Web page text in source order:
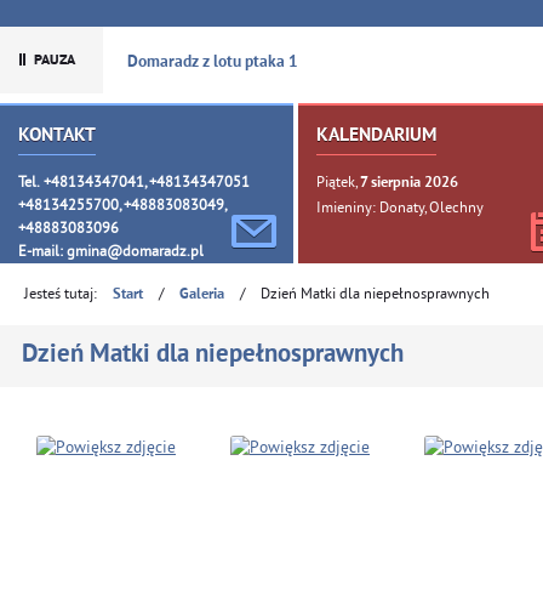
Domaradz z lotu ptaka 1
KONTAKT
Tel. +48134347041, +48134347051
+48134255700, +48883083049,
+48883083096
E-mail: gmina@domaradz.pl
KALENDARIUM
Piątek, 7sierpnia 2026
Imieniny: Donaty, Olechny
Jesteś tutaj: Start / Galeria / Dzień Matki dla niepełnosprawnych
Dzień Matki dla niepełnosprawnych